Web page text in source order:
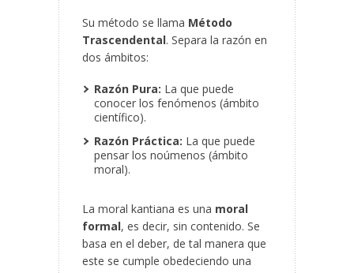
Su método se llama Método
Trascendental. Separa la razón en
dos ámbitos:
Razón Pura: La que puede
conocer los fenómenos (ámbito
científico).
Razón Práctica: La que puede
pensar los noúmenos (ámbito
moral).
La moral kantiana es una moral
formal, es decir, sin contenido. Se
basa en el deber, de tal manera que
este se cumple obedeciendo una